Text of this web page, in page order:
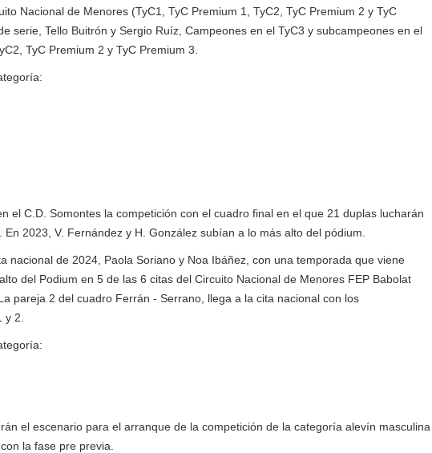
Nacional de Menores (TyC1, TyC Premium 1, TyC2, TyC Premium 2 y TyC
serie, Tello Buitrón y Sergio Ruíz, Campeones en el TyC3 y subcampeones en el
TyC Premium 2 y TyC Premium 3.
el C.D. Somontes la competición con el cuadro final en el que 21 duplas lucharán
2023, V. Fernández y H. González subían a lo más alto del pódium.
nacional de 2024, Paola Soriano y Noa Ibáñez, con una temporada que viene
del Podium en 5 de las 6 citas del Circuito Nacional de Menores FEP Babolat
pareja 2 del cuadro Ferrán - Serrano, llega a la cita nacional con los
2.
el escenario para el arranque de la competición de la categoría alevín masculina
la fase pre previa.